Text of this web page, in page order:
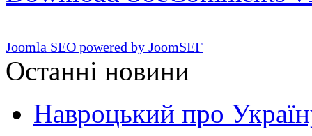
Joomla SEO powered by JoomSEF
Останні новини
Навроцький про